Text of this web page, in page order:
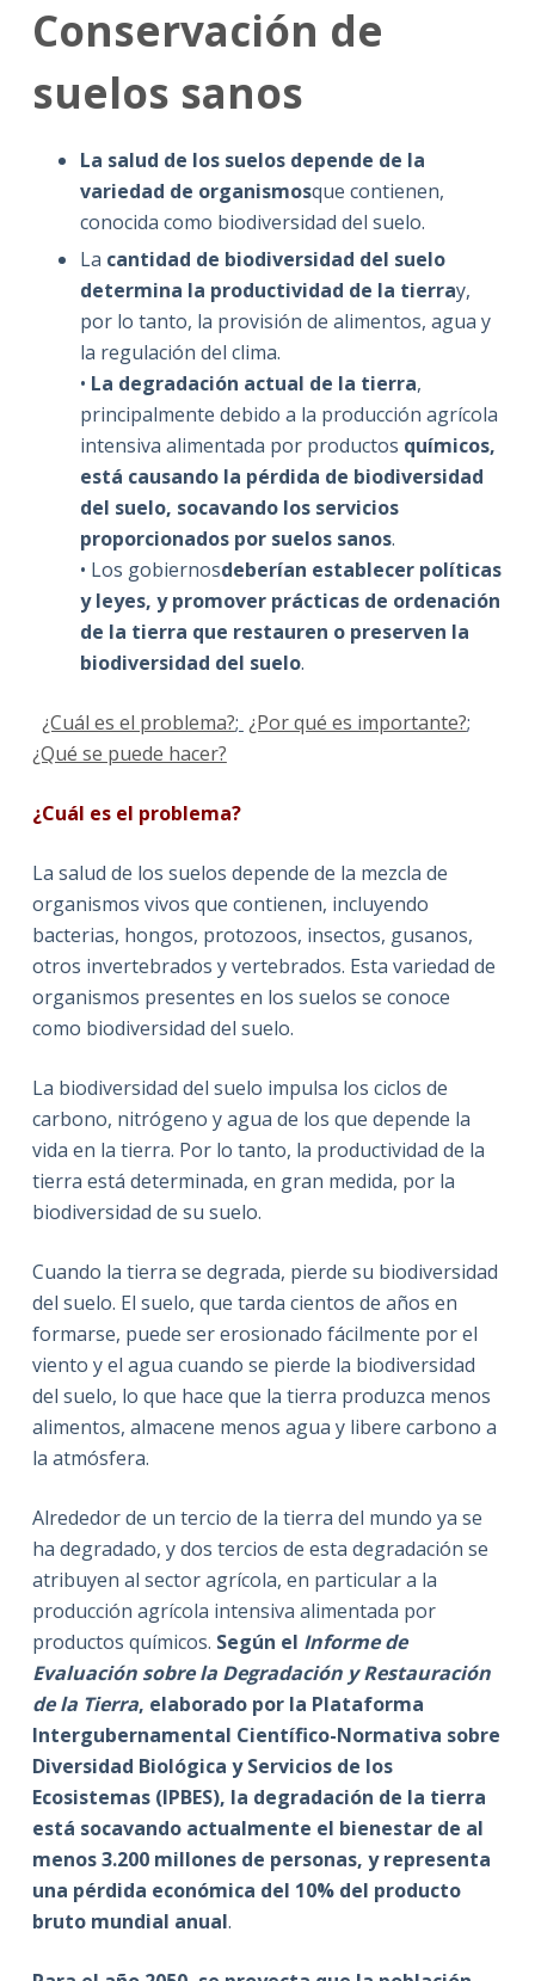
Conservación de
suelos sanos
La salud de los suelos depende de la
variedad de organismosque contienen,
conocida como biodiversidad del suelo.
La cantidad de biodiversidad del suelo
determina la productividad de la tierray,
por lo tanto, la provisión de alimentos, agua y
la regulación del clima.
• La degradación actual de la tierra,
principalmente debido a la producción agrícola
intensiva alimentada por productos químicos,
está causando la pérdida de biodiversidad
del suelo, socavando los servicios
proporcionados por suelos sanos.
• Los gobiernosdeberían establecer políticas
y leyes, y promover prácticas de ordenación
de la tierra que restauren o preserven la
biodiversidad del suelo.
¿Cuál es el problema?; ¿Por qué es importante?;
¿Qué se puede hacer?
¿Cuál es el problema?
La salud de los suelos depende de la mezcla de
organismos vivos que contienen, incluyendo
bacterias, hongos, protozoos, insectos, gusanos,
otros invertebrados y vertebrados. Esta variedad de
organismos presentes en los suelos se conoce
como biodiversidad del suelo.
La biodiversidad del suelo impulsa los ciclos de
carbono, nitrógeno y agua de los que depende la
vida en la tierra. Por lo tanto, la productividad de la
tierra está determinada, en gran medida, por la
biodiversidad de su suelo.
Cuando la tierra se degrada, pierde su biodiversidad
del suelo. El suelo, que tarda cientos de años en
formarse, puede ser erosionado fácilmente por el
viento y el agua cuando se pierde la biodiversidad
del suelo, lo que hace que la tierra produzca menos
alimentos, almacene menos agua y libere carbono a
la atmósfera.
Alrededor de un tercio de la tierra del mundo ya se
ha degradado, y dos tercios de esta degradación se
atribuyen al sector agrícola, en particular a la
producción agrícola intensiva alimentada por
productos químicos. Según el Informe de
Evaluación sobre la Degradación y Restauración
de la Tierra, elaborado por la Plataforma
Intergubernamental Científico-Normativa sobre
Diversidad Biológica y Servicios de los
Ecosistemas (IPBES), la degradación de la tierra
está socavando actualmente el bienestar de al
menos 3.200 millones de personas, y representa
una pérdida económica del 10% del producto
bruto mundial anual.